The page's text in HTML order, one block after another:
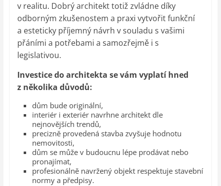
v realitu. Dobrý architekt totiž zvládne díky
odborným zkušenostem a praxi vytvořit funkční
a esteticky příjemný návrh v souladu s vašimi
přáními a potřebami a samozřejmě i s
legislativou.
Investice do architekta se vám vyplatí hned
z několika důvodů:
dům bude originální,
interiér i exteriér navrhne architekt dle
nejnovějších trendů,
precizně provedená stavba zvyšuje hodnotu
nemovitosti,
dům se může v budoucnu lépe prodávat nebo
pronajímat,
profesionálně navržený objekt respektuje stavební
normy a předpisy.